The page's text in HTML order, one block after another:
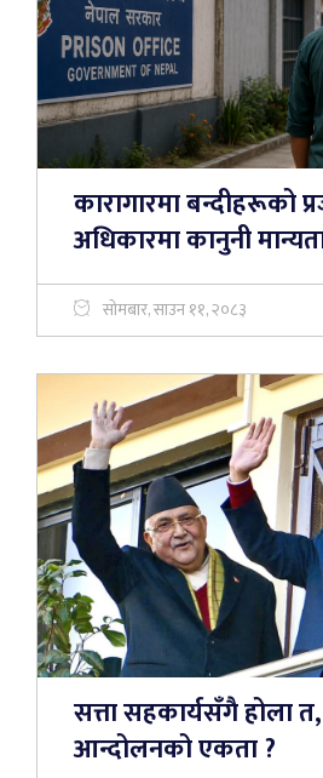
कारागारमा बन्दीहरूको
अधिकारमा कानुनी
सोमबार, साउन ११, २०८३
सत्ता सहकार्यसँगै होला
आन्दोलनको एकता ?